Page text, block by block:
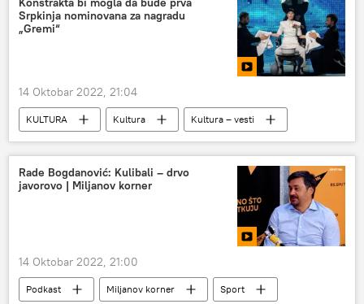
Srpkinja nominovana za nagradu
„Gremi“
14 Oktobar 2022, 21:04
KULTURA Kultura
Kultura – vesti
Muzika
Magazin
Rade Bogdanović: Kulibali – drvo
javorovo | Miljanov korner
14 Oktobar 2022, 21:00
Podkast Miljanov korner
Sport